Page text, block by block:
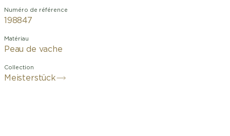
Numéro de référence
198847
Matériau
Peau de vache
Collection
Meisterstück